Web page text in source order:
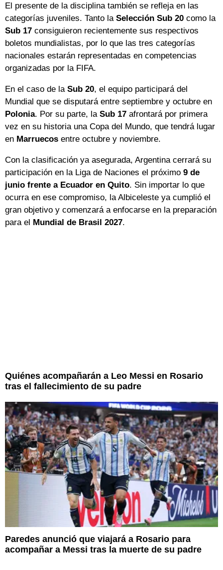
El presente de la disciplina también se refleja en las
categorías juveniles. Tanto la Selección Sub 20 como la
Sub 17 consiguieron recientemente sus respectivos
boletos mundialistas, por lo que las tres categorías
nacionales estarán representadas en competencias
organizadas por la FIFA.
En el caso de la Sub 20, el equipo participará del
Mundial que se disputará entre septiembre y octubre en
Polonia. Por su parte, la Sub 17 afrontará por primera
vez en su historia una Copa del Mundo, que tendrá lugar
en Marruecos entre octubre y noviembre.
Con la clasificación ya asegurada, Argentina cerrará su
participación en la Liga de Naciones el próximo 9 de
junio frente a Ecuador en Quito. Sin importar lo que
ocurra en ese compromiso, la Albiceleste ya cumplió el
gran objetivo y comenzará a enfocarse en la preparación
para el Mundial de Brasil 2027.
Quiénes acompañarán a Leo Messi en Rosario
tras el fallecimiento de su padre
Paredes anunció que viajará a Rosario para
acompañar a Messi tras la muerte de su padre